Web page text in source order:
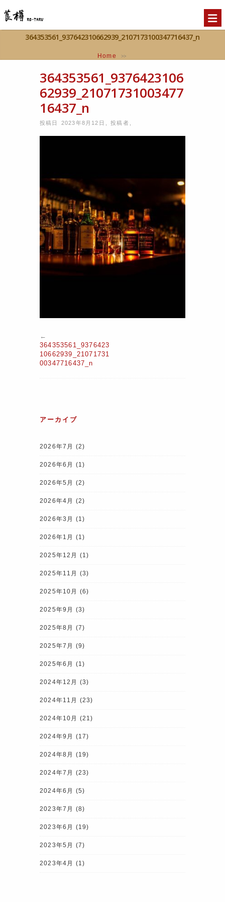
364353561_937642310662939_2107173100347716437_n
Home >>
364353561_9376423106
62939_21071731003477
16437_n
投稿日 2023年8月12日 ,投稿者
←
364353561_9376423
10662939_21071731
00347716437_n
アーカイブ
2026年7月 (2)
2026年6月 (1)
2026年5月 (2)
2026年4月 (2)
2026年3月 (1)
2026年1月 (1)
2025年12月 (1)
2025年11月 (3)
2025年10月 (6)
2025年9月 (3)
2025年8月 (7)
2025年7月 (9)
2025年6月 (1)
2024年12月 (3)
2024年11月 (23)
2024年10月 (21)
2024年9月 (17)
2024年8月 (19)
2024年7月 (23)
2024年6月 (5)
2023年7月 (8)
2023年6月 (19)
2023年5月 (7)
2023年4月 (1)